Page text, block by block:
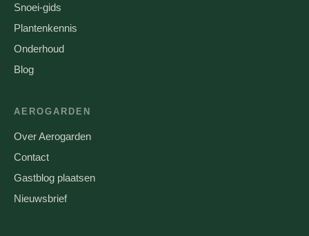
Snoei-gids
Plantenkennis
Onderhoud
Blog
AEROGARDEN
Over Aerogarden
Contact
Gastblog plaatsen
Nieuwsbrief